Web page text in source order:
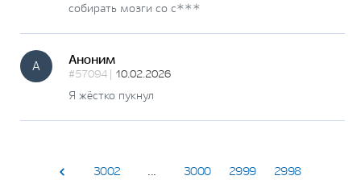
собирать мозги со с***
А Аноним
#57094 | 10.02.2026
Я жёстко пукнул
3002 ... 3000 2999 2998